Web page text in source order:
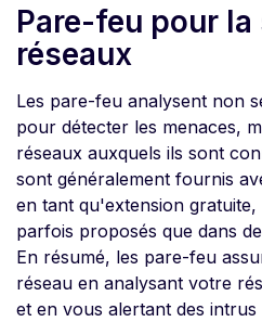
Pare-feu pour
réseaux
Les pare-feu analysent non
pour détecter les menaces,
réseaux auxquels ils sont
sont généralement fournis
en tant qu'extension
parfois proposés que dans
En résumé, les pare-feu
réseau en analysant votre
et en vous alertant des intrus